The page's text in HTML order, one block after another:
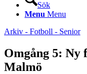
Sök
Menu Menu
Arkiv - Fotboll - Senior
Omgång 5:
Malmö